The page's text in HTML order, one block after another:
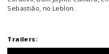
Sebastião, no Leblon.
Trailers: